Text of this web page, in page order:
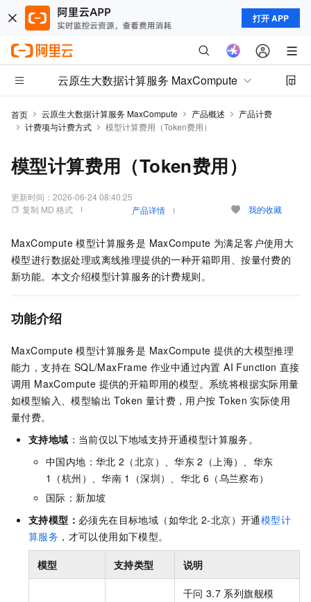
打开 APP
云原生大数据计算服务 MaxCompute
首页 云原生大数据计算服务 MaxCompute 产品概述
产品计费
计费项与计费方式
模型计算费用（Token费用）
模型计算费用（Token费用）
更新时间： 2026-06-24 08:40:25
复制 MD 格式
产品详情 我的收藏
MaxCompute 模型计算服务是 MaxCompute 为满足客户使用大
模型进行数据处理或离线推理提供的一种开箱即用、按量付费的
新功能。本文介绍模型计算服务的计费规则。
功能介绍
MaxCompute 模型计算服务是 MaxCompute 提供的大模型推理
能力，支持在 SQL/MaxFrame 作业中通过内置 AI Function 直接
调用 MaxCompute 提供的开箱即用的模型。系统将根据实际用量
如模型输入、模型输出 Token 量计费，用户按 Token 实际使用
量付费。
支持地域 ：当前仅以下地域支持开通模型计算服务。
中国内地：华北 2（北京）、华东 2（上海）、华东
1（杭州）、华南 1（深圳）、华北 6（乌兰察布）
国际：新加坡
支持模型： 必须先在目标地域（如华北 2-北京）开通模型计
算服务 ，才可以使用如下模型。
模型 支持类型 说明
千问 3.7 系列旗舰模